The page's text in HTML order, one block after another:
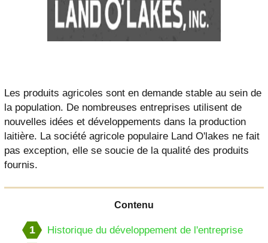
Les produits agricoles sont en demande stable au sein de
la population. De nombreuses entreprises utilisent de
nouvelles idées et développements dans la production
laitière. La société agricole populaire Land O'lakes ne fait
pas exception, elle se soucie de la qualité des produits
fournis.
Contenu
1 Historique du développement de l'entreprise